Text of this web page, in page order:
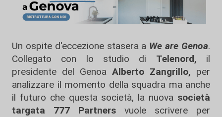
Un ospite d'eccezione stasera a We are Genoa.
Collegato con lo studio di Telenord, il
presidente del Genoa Alberto Zangrillo, per
analizzare il momento della squadra ma anche
il futuro che questa società, la nuova società
targata 777 Partners vuole scrivere per